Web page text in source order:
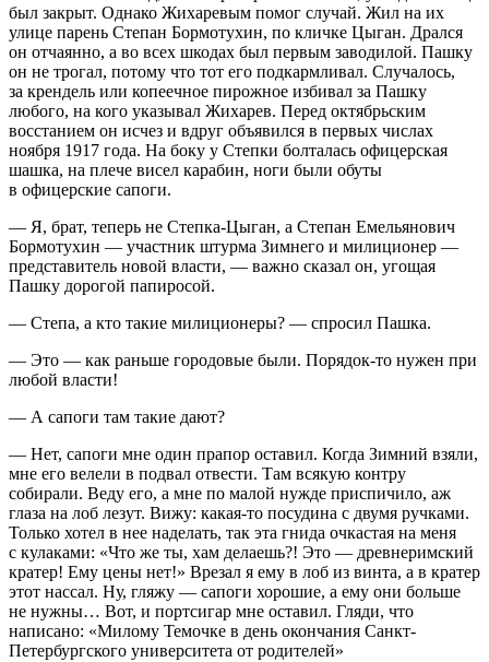
был закрыт. Однако Жихаревым помог случай. Жил на их
улице парень Степан Бормотухин, по кличке Цыган. Дрался
он отчаянно, а во всех шкодах был первым заводилой. Пашку
он не трогал, потому что тот его подкармливал. Случалось,
за крендель или копеечное пирожное избивал за Пашку
любого, на кого указывал Жихарев. Перед октябрьским
восстанием он исчез и вдруг объявился в первых числах
ноября 1917 года. На боку у Степки болталась офицерская
шашка, на плече висел карабин, ноги были обуты
в офицерские сапоги.
— Я, брат, теперь не Степка-Цыган, а Степан Емельянович
Бормотухин — участник штурма Зимнего и милиционер —
представитель новой власти, — важно сказал он, угощая
Пашку дорогой папиросой.
— Степа, а кто такие милиционеры? — спросил Пашка.
— Это — как раньше городовые были. Порядок-то нужен при
любой власти!
— А сапоги там такие дают?
— Нет, сапоги мне один прапор оставил. Когда Зимний взяли,
мне его велели в подвал отвести. Там всякую контру
собирали. Веду его, а мне по малой нужде приспичило, аж
глаза на лоб лезут. Вижу: какая-то посудина с двумя ручками.
Только хотел в нее наделать, так эта гнида очкастая на меня
с кулаками: «Что же ты, хам делаешь?! Это — древнеримский
кратер! Ему цены нет!» Врезал я ему в лоб из винта, а в кратер
этот нассал. Ну, гляжу — сапоги хорошие, а ему они больше
не нужны… Вот, и портсигар мне оставил. Гляди, что
написано: «Милому Темочке в день окончания Санкт-
Петербургского университета от родителей»